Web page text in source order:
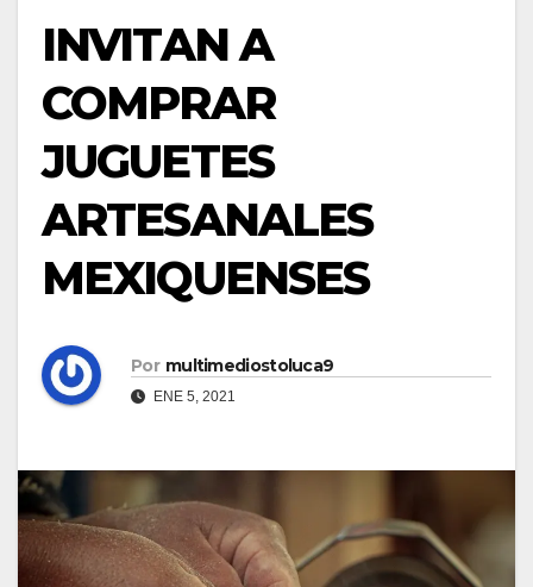
INVITAN A
COMPRAR
JUGUETES
ARTESANALES
MEXIQUENSES
Por multimediostoluca9
ENE 5, 2021